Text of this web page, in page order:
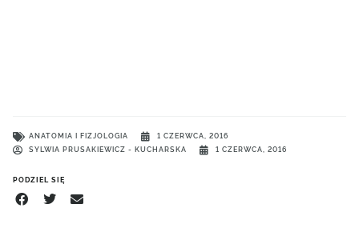
ANATOMIA I FIZJOLOGIA
1 CZERWCA, 2016
SYLWIA PRUSAKIEWICZ - KUCHARSKA
1 CZERWCA, 2016
PODZIEL SIĘ